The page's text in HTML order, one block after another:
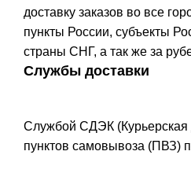
доставку заказов во все
пункты России, субъекты
страны СНГ, а так же за
Службы доставки
Службой СДЭК (Курьерская
пунктов самовывоза (ПВЗ)